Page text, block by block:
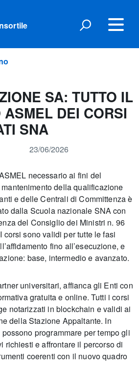
SA: TUTTO IL
ASMEL DEI CORSI
SNA
23/06/2026
necessario ai fini del
della qualificazione
e delle Centrali di Committenza è
dalla Scuola nazionale SNA con
del Consiglio dei Ministri n. 96
corsi sono validi per tutte le fasi
fino all’esecuzione, e
base, intermedio e avanzato.
universitari, affianca gli Enti con
gratuita e online. Tutti i corsi
notarizzati in blockchain e validi ai
della Stazione Appaltante. In
programmare per tempo gli
richiesti e affrontare il percorso di
coerenti con il nuovo quadro